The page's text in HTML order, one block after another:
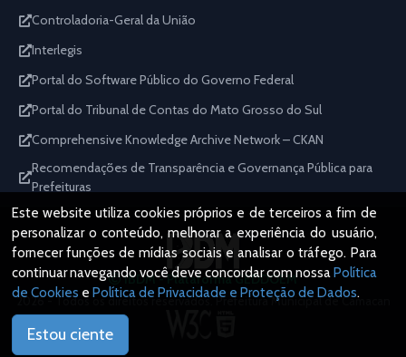
Controladoria-Geral da União
Interlegis
Portal do Software Público do Governo Federal
Portal do Tribunal de Contas do Mato Grosso do Sul
Comprehensive Knowledge Archive Network – CKAN
Recomendações de Transparência e Governança Pública para
Prefeituras
IBDM - Plataforma GEDDOEM
2026 - Todos os direitos reservados. Prefeitura Municipal de Camacan
Este website utiliza cookies próprios e de terceiros a fim de
personalizar o conteúdo, melhorar a experiência do usuário,
fornecer funções de mídias sociais e analisar o tráfego. Para
continuar navegando você deve concordar com nossaPolítica
de Cookies e Política de Privacidade e Proteção de Dados.
Estou ciente